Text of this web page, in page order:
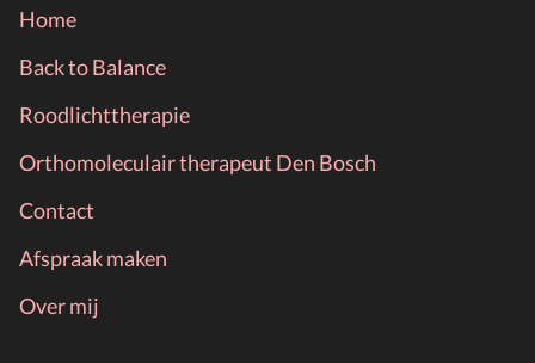
Home
Back to Balance
Roodlichttherapie
Orthomoleculair therapeut Den Bosch
Contact
Afspraak maken
Over mij